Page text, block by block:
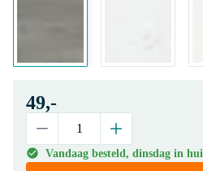
49,-
Vandaag besteld, dinsdag in